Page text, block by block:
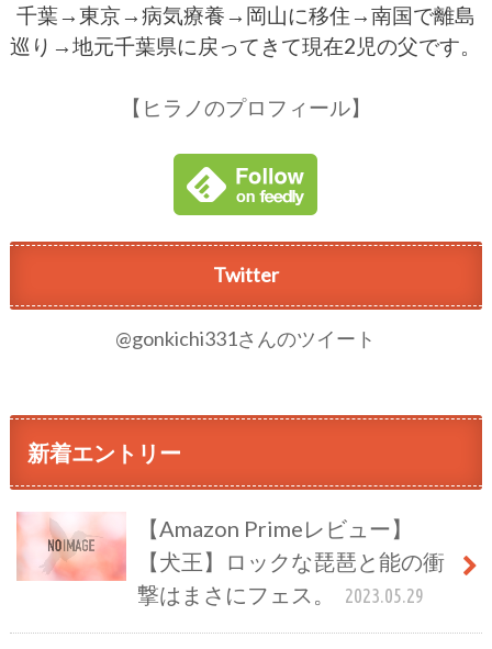
千葉→東京→病気療養→岡山に移住→南国で離島
巡り→地元千葉県に戻ってきて現在2児の父です。
【ヒラノのプロフィール】
Twitter
@gonkichi331さんのツイート
新着エントリー
【Amazon Primeレビュー】
【犬王】ロックな琵琶と能の衝
撃はまさにフェス。
2023.05.29